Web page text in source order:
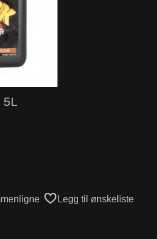
5L
Legg til ønskeliste